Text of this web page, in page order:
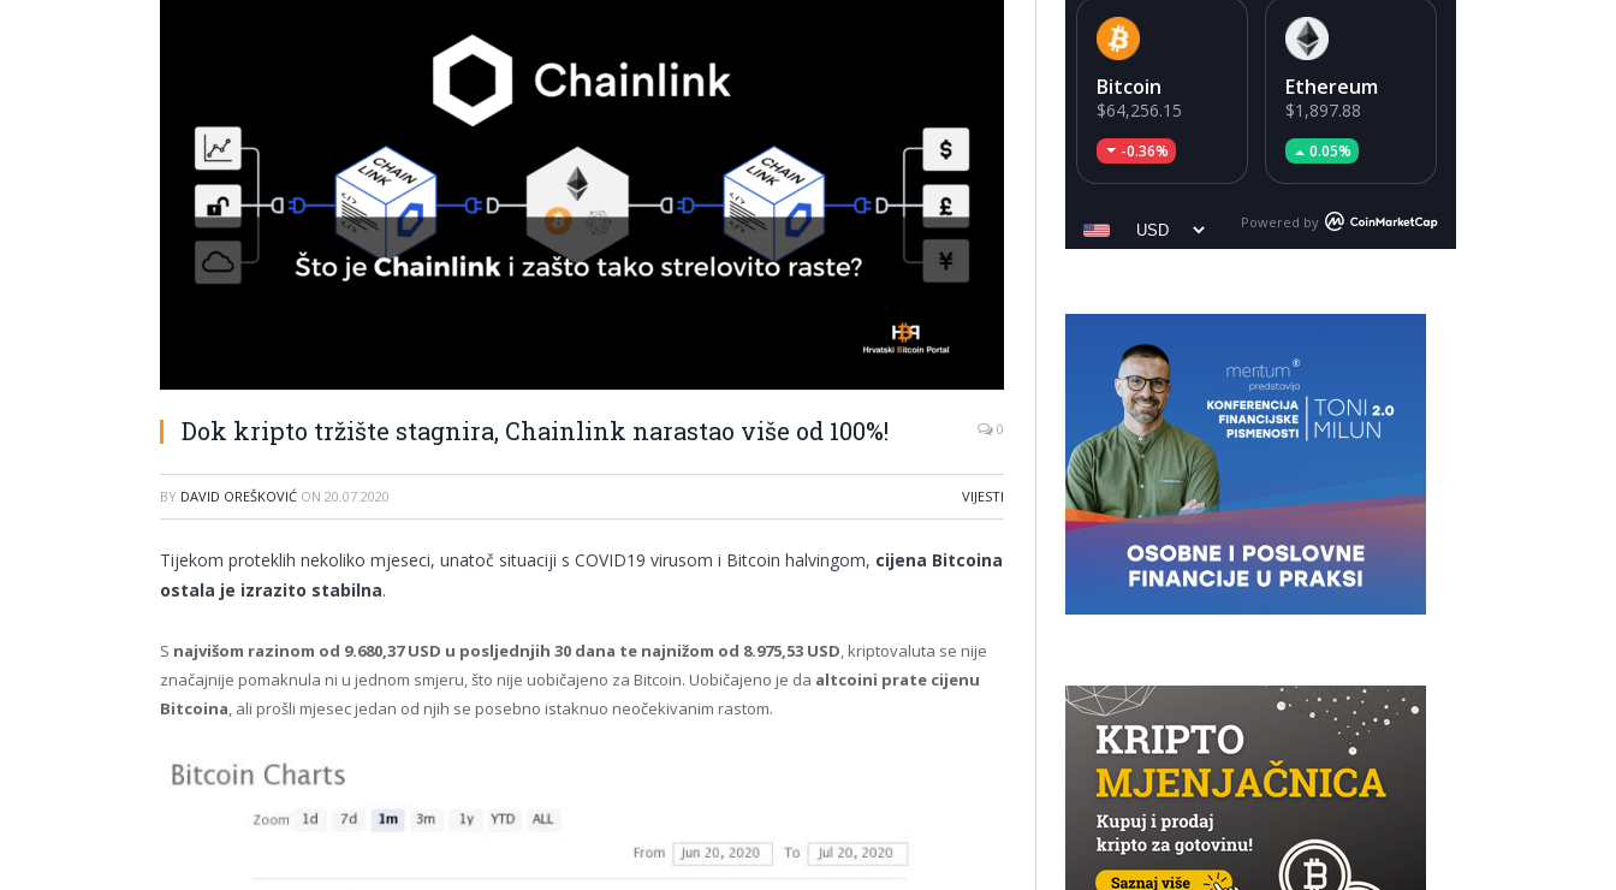
Dok kripto tržište stagnira, Chainlink narastao više od 100%! 0
BY DAVID OREŠKOVIĆ ON 20.07.2020 VIJESTI
Tijekom proteklih nekoliko mjeseci, unatoč situaciji s COVID19 virusom i Bitcoin halvingom, cijena Bitcoina
ostala je izrazito stabilna.
S najvišom razinom od 9.680,37 USD u posljednjih 30 dana te najnižom od 8.975,53 USD, kriptovaluta se nije
značajnije pomaknula ni u jednom smjeru, što nije uobičajeno za Bitcoin. Uobičajeno je da altcoini prate cijenu
Bitcoina, ali prošli mjesec jedan od njih se posebno istaknuo neočekivanim rastom.
Bitcoin
$64,256.15
-0.36%
Ethereum
$1,897.88
0.05%
Powered by